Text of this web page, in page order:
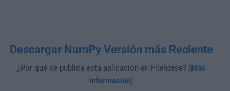
Descargar NumPy Versión más Reciente
¿Por qué se publica esta aplicación en Filehorse? (Más
información)